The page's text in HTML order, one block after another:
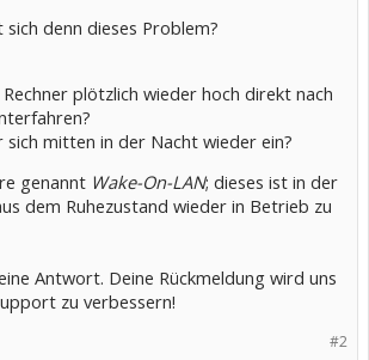
denn dieses Problem?
plötzlich wieder hoch direkt nach
sich mitten in der Nacht wieder ein?
genannt Wake-On-LAN; dieses ist in der
dem Ruhezustand wieder in Betrieb zu
Antwort. Deine Rückmeldung wird uns
zu verbessern!
#2